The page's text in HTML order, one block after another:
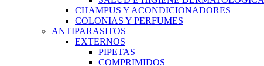
CHAMPUS Y ACONDICIONADORES
COLONIAS Y PERFUMES
ANTIPARASITOS
EXTERNOS
PIPETAS
COMPRIMIDOS